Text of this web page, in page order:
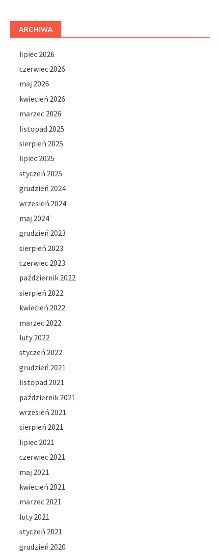
ARCHIWA
lipiec 2026
czerwiec 2026
maj 2026
kwiecień 2026
marzec 2026
listopad 2025
sierpień 2025
lipiec 2025
styczeń 2025
grudzień 2024
wrzesień 2024
maj 2024
grudzień 2023
sierpień 2023
czerwiec 2023
październik 2022
sierpień 2022
kwiecień 2022
marzec 2022
luty 2022
styczeń 2022
grudzień 2021
listopad 2021
październik 2021
wrzesień 2021
sierpień 2021
lipiec 2021
czerwiec 2021
maj 2021
kwiecień 2021
marzec 2021
luty 2021
styczeń 2021
grudzień 2020